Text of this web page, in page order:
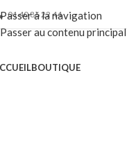
Passer à la navigation
Passer au contenu principal
01 40 86 22 44
BOUTIQUE